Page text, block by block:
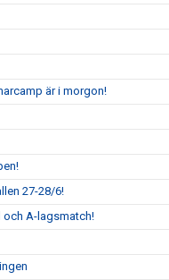
är i morgon!
27-28/6!
och A-lagsmatch!